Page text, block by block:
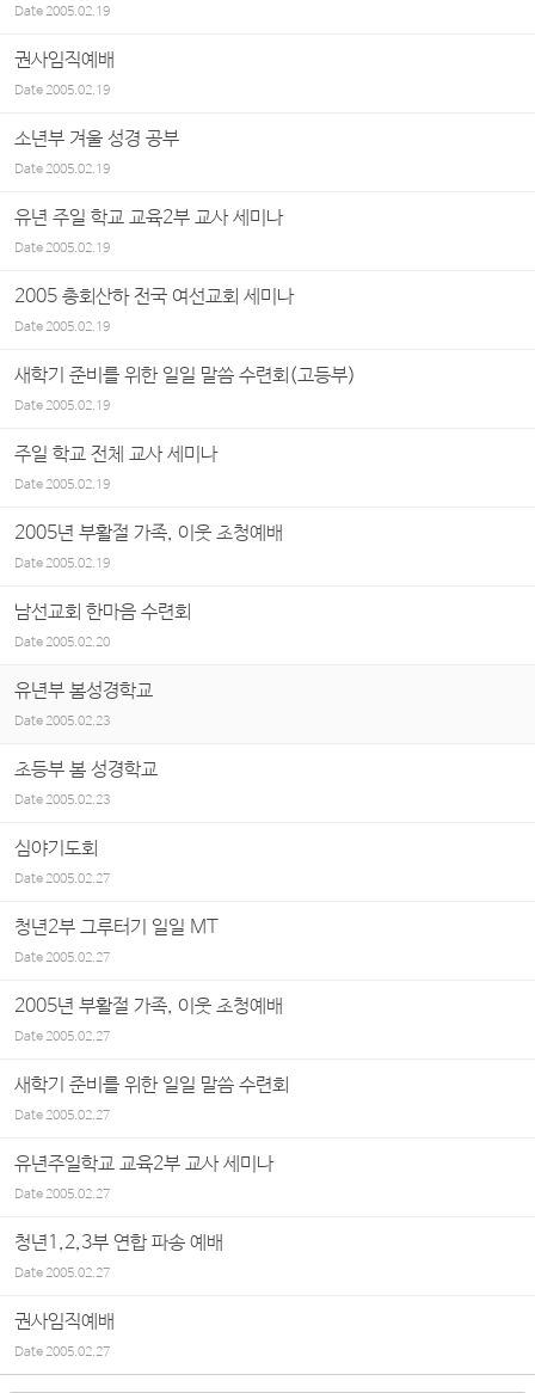
Date2005.02.19
권사임직예배
Date2005.02.19
소년부 겨울 성경 공부
Date2005.02.19
유년 주일 학교 교육2부 교사 세미나
Date2005.02.19
2005 총회산하 전국 여선교회 세미나
Date2005.02.19
새학기 준비를 위한 일일 말씀 수련회(고등부)
Date2005.02.19
주일 학교 전체 교사 세미나
Date2005.02.19
2005년 부활절 가족, 이웃 초청예배
Date2005.02.19
남선교회 한마음 수련회
Date2005.02.20
유년부 봄성경학교
Date 2005.02.23
초등부 봄 성경학교
Date2005.02.23
심야기도회
Date2005.02.27
청년2부 그루터기 일일 MT
Date2005.02.27
2005년 부활절 가족, 이웃 초청예배
Date2005.02.27
새학기 준비를 위한 일일 말씀 수련회
Date2005.02.27
유년주일학교 교육2부 교사 세미나
Date2005.02.27
청년1,2,3부 연합 파송 예배
Date2005.02.27
권사임직예배
Date2005.02.27